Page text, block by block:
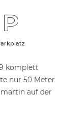
komplett
nur 50 Meter
auf der